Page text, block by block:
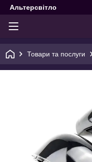
Альтерсвітло
Товари та послуги